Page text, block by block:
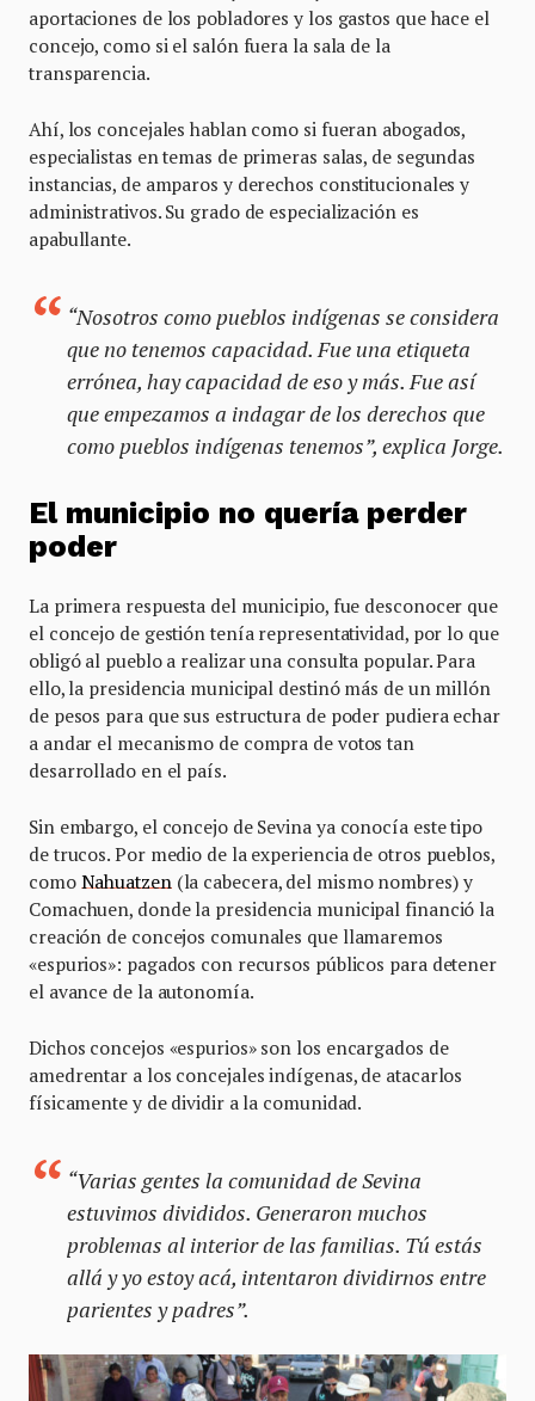
aportaciones de los pobladores y los gastos que hace el
concejo, como si el salón fuera la sala de la
transparencia.
Ahí, los concejales hablan como si fueran abogados,
especialistas en temas de primeras salas, de segundas
instancias, de amparos y derechos constitucionales y
administrativos. Su grado de especialización es
apabullante.
“Nosotros como pueblos indígenas se considera
que no tenemos capacidad. Fue una etiqueta
errónea, hay capacidad de eso y más. Fue así
que empezamos a indagar de los derechos que
como pueblos indígenas tenemos”, explica Jorge.
El municipio no quería perder
poder
La primera respuesta del municipio, fue desconocer que
el concejo de gestión tenía representatividad, por lo que
obligó al pueblo a realizar una consulta popular. Para
ello, la presidencia municipal destinó más de un millón
de pesos para que sus estructura de poder pudiera echar
a andar el mecanismo de compra de votos tan
desarrollado en el país.
Sin embargo, el concejo de Sevina ya conocía este tipo
de trucos. Por medio de la experiencia de otros pueblos,
como Nahuatzen(la cabecera, del mismo nombres) y
Comachuen, donde la presidencia municipal financió la
creación de concejos comunales que llamaremos
«espurios»: pagados con recursos públicos para detener
el avance de la autonomía.
Dichos concejos «espurios» son los encargados de
amedrentar a los concejales indígenas, de atacarlos
físicamente y de dividir a la comunidad.
“Varias gentes la comunidad de Sevina
estuvimos divididos. Generaron muchos
problemas al interior de las familias. Tú estás
allá y yo estoy acá, intentaron dividirnos entre
parientes y padres”.